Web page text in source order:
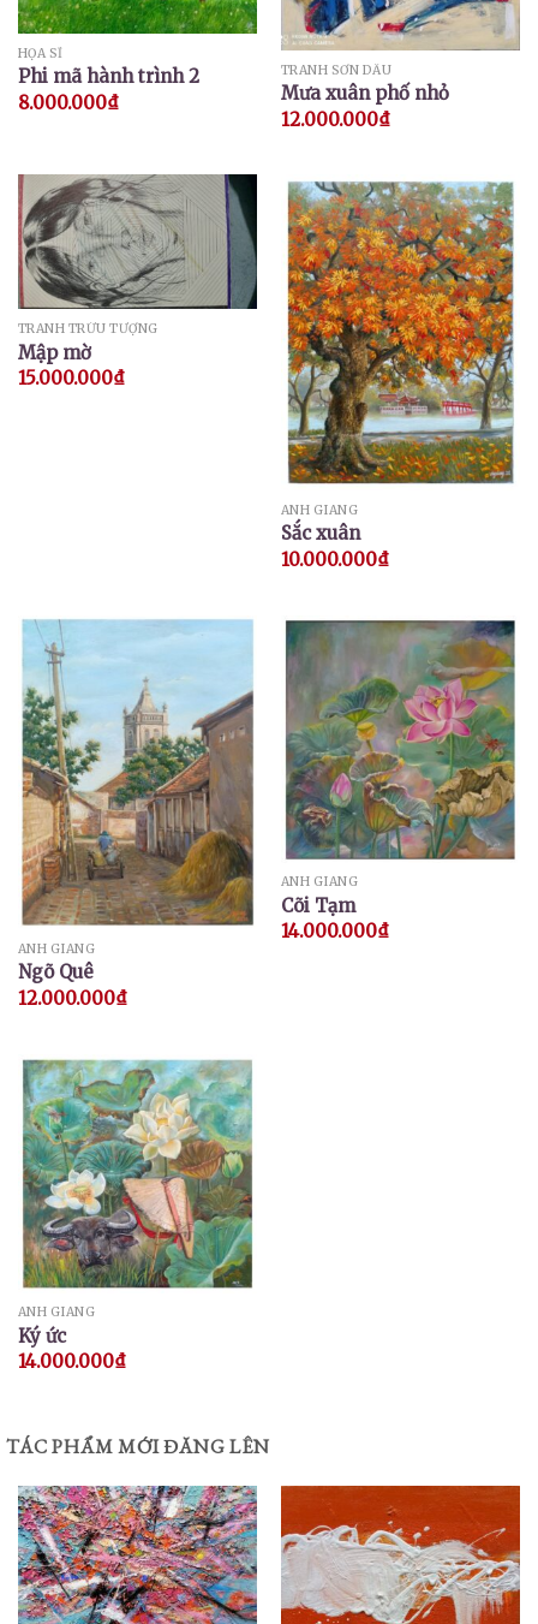
HỌA SĨ
Phi mã hành trình 2
8.000.000₫
TRANH SƠN DẦU
Mưa xuân phố nhỏ
12.000.000₫
TRANH TRỪU TƯỢNG
Mập mờ
15.000.000₫
ANH GIANG
Sắc xuân
10.000.000₫
ANH GIANG
Ngõ Quê
12.000.000₫
ANH GIANG
Cõi Tạm
14.000.000₫
ANH GIANG
Ký ức
14.000.000₫
TÁC PHẨM MỚI ĐĂNG LÊN